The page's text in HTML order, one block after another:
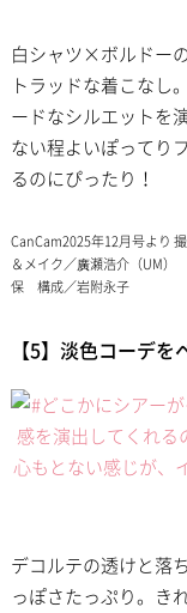
白シャツ×ボルドー
トラッドな着こなし
ードなシルエットを
ない程よいぽってり
るのにぴったり！
CanCam2025年12月号より
＆メイク／廣瀬浩介（UM
保 構成／岩附永子
【5】淡色コーデ
デコルテの透けと落
っぽさたっぷり。き